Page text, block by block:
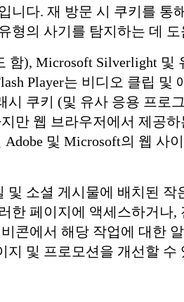
니다. 재 방문 시 쿠키를 통
형의 사기를 탐지하는 데
함), Microsoft Silverlight 및
Player는 비디오 클립 및
쿠키 (및 유사 응용 프로
만 웹 브라우저에서 제공
및 Microsoft의 웹 사
소셜 게시물에 배치된 작
한 페이지에 액세스하거나,
콘에서 해당 작업에 대한
지 및 프로모션을 개선할 수